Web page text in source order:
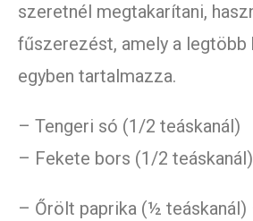
szeretnél megtakarítani,
fűszerezést, amely a legtöbb
egyben tartalmazza.
– Tengeri só (1/2 teáskanál)
– Fekete bors (1/2 teáskanál)
– Őrölt paprika (½ teáskanál)